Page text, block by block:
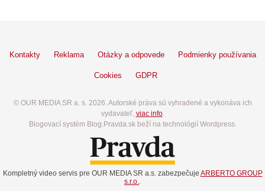
Kontakty Reklama Otázky a odpovede Podmienky používania
Cookies GDPR
© OUR MEDIA SR a. s. 2026. Autorské práva sú vyhradené a vykonáva ich
vydavateľ, viac info.
Blogovací systém Blog.Pravda.sk beží na technológií Wordpress.
Kompletný video servis pre OUR MEDIA SR a.s. zabezpečuje ARBERTO GROUP
s.r.o..